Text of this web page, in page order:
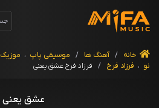
خانه / آهنگ ها / موسیقی پاپ ، موزیک
نو ، فرزاد فرخ / فرزاد فرخ عشق یعنی
عشق یعنی